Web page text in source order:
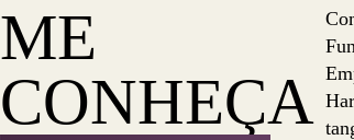
ME
CONHEÇA